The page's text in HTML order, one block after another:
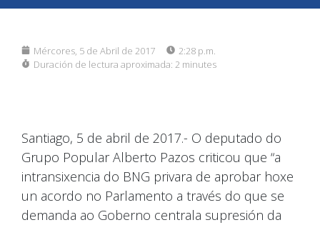
Mércores, 5 de Abril de 2017
2:28 p.m.
Duración de lectura aproximada: 2 minutes
Santiago, 5 de abril de 2017.- O deputado do
Grupo Popular Alberto Pazos criticou que “a
intransixencia do BNG privara de aprobar hoxe
un acordo no Parlamento a través do que se
demanda ao Goberno centrala supresión da